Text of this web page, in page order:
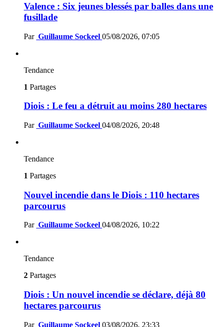
Valence : Six jeunes blessés par balles dans une
fusillade
Par Guillaume Sockeel 05/08/2026, 07:05
Tendance
1 Partages
Diois : Le feu a détruit au moins 280 hectares
Par Guillaume Sockeel 04/08/2026, 20:48
Tendance
1 Partages
Nouvel incendie dans le Diois : 110 hectares
parcourus
Par Guillaume Sockeel 04/08/2026, 10:22
Tendance
2 Partages
Diois : Un nouvel incendie se déclare, déjà 80
hectares parcourus
Par Guillaume Sockeel 03/08/2026, 23:33